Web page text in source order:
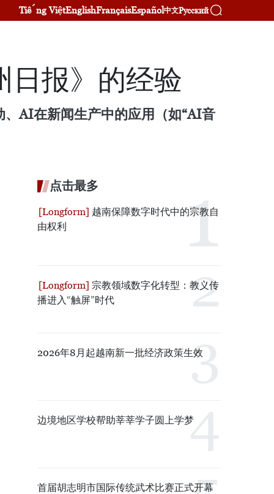
Tiếng ViệtEnglishFrançaisEspañol中文Русский
日报》的经验
、AI在新闻生产中的应用（如“AI音
点击最多
越南保障数字时代中的宗教自
由权利
宗教领域数字化转型：教义传
播进入“触屏”时代
2026年8月起越南新一批经济政策生效
边境地区学校帮助莘莘学子圆上学梦
首届胡志明市国际传统武术比赛正式开幕